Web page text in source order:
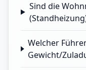
Sind die
Welcher
Gewicht/